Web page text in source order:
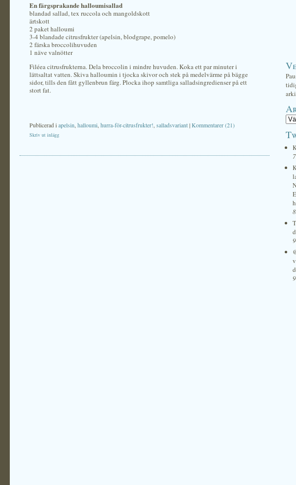
En färgsprakande halloumisallad
blandad sallad, tex ruccola och mangoldskott
ärtskott
2 paket halloumi
3-4 blandade citrusfrukter (apelsin, blodgrape, pomelo)
2 färska broccolihuvuden
1 näve valnötter
Filéea citrusfrukterna. Dela broccolin i mindre huvuden. Koka ett par minuter i
lättsaltat vatten. Skiva halloumin i tjocka skivor och stek på medelvärme på bägge
sidor, tills den fått gyllenbrun färg. Plocka ihop samtliga salladsingredienser på ett
stort fat.
Publicerad iapelsin halloumi hurra-för-citrusfrukter! salladsvariant|Kommentarer (21)
Skriv ut inlägg